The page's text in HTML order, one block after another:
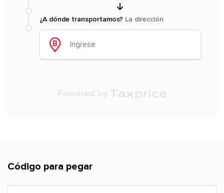
¿A dónde transportamos? La dirección
Powered by
Código para pegar